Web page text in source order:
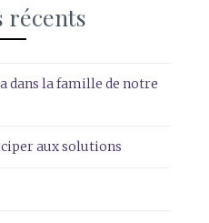
récents
dans la famille de notre
aux solutions